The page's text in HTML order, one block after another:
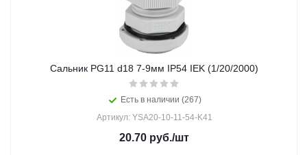
Сальник PG11 d18 7-9мм IP54 IEK (1/20/2000)
Есть в наличии (267)
Артикул: YSA20-10-11-54-K41
20.70 руб./шт